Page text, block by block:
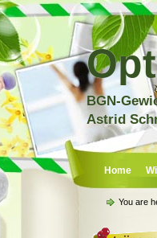
BGN-
Astrid
Home
You are